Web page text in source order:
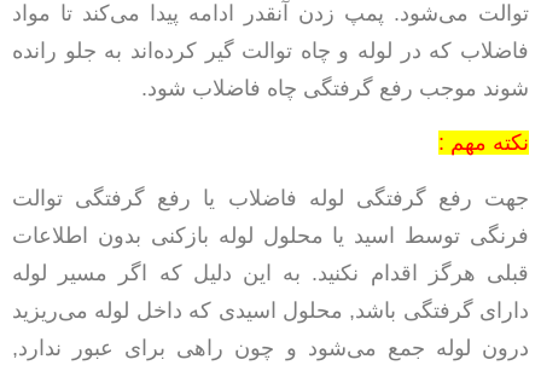
توالت می‌شود. پمپ زدن آنقدر ادامه پیدا می‌کند تا مواد
فاضلاب که در لوله و چاه توالت گیر کرده‌اند به جلو رانده
شوند موجب رفع گرفتگی چاه فاضلاب شود.
نکته مهم :
جهت رفع گرفتگی لوله فاضلاب یا رفع گرفتگی توالت
فرنگی توسط اسید یا محلول لوله بازکنی بدون اطلاعات
قبلی هرگز اقدام نکنید. به این دلیل که اگر مسیر لوله
دارای گرفتگی باشد, محلول اسیدی که داخل لوله می‌ریزید
درون لوله جمع می‌شود و چون راهی برای عبور ندارد,